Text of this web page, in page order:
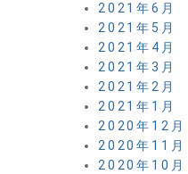
2021年6月
2021年5月
2021年4月
2021年3月
2021年2月
2021年1月
2020年12月
2020年11月
2020年10月